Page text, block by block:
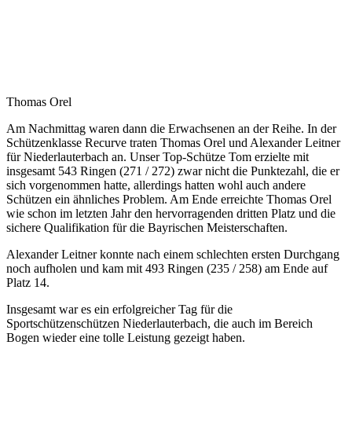
Thomas Orel
Am Nachmittag waren dann die Erwachsenen an der Reihe. In der
Schützenklasse Recurve traten Thomas Orel und Alexander Leitner
für Niederlauterbach an. Unser Top-Schütze Tom erzielte mit
insgesamt 543 Ringen (271 / 272) zwar nicht die Punktezahl, die er
sich vorgenommen hatte, allerdings hatten wohl auch andere
Schützen ein ähnliches Problem. Am Ende erreichte Thomas Orel
wie schon im letzten Jahr den hervorragenden dritten Platz und die
sichere Qualifikation für die Bayrischen Meisterschaften.
Alexander Leitner konnte nach einem schlechten ersten Durchgang
noch aufholen und kam mit 493 Ringen (235 / 258) am Ende auf
Platz 14.
Insgesamt war es ein erfolgreicher Tag für die
Sportschützenschützen Niederlauterbach, die auch im Bereich
Bogen wieder eine tolle Leistung gezeigt haben.